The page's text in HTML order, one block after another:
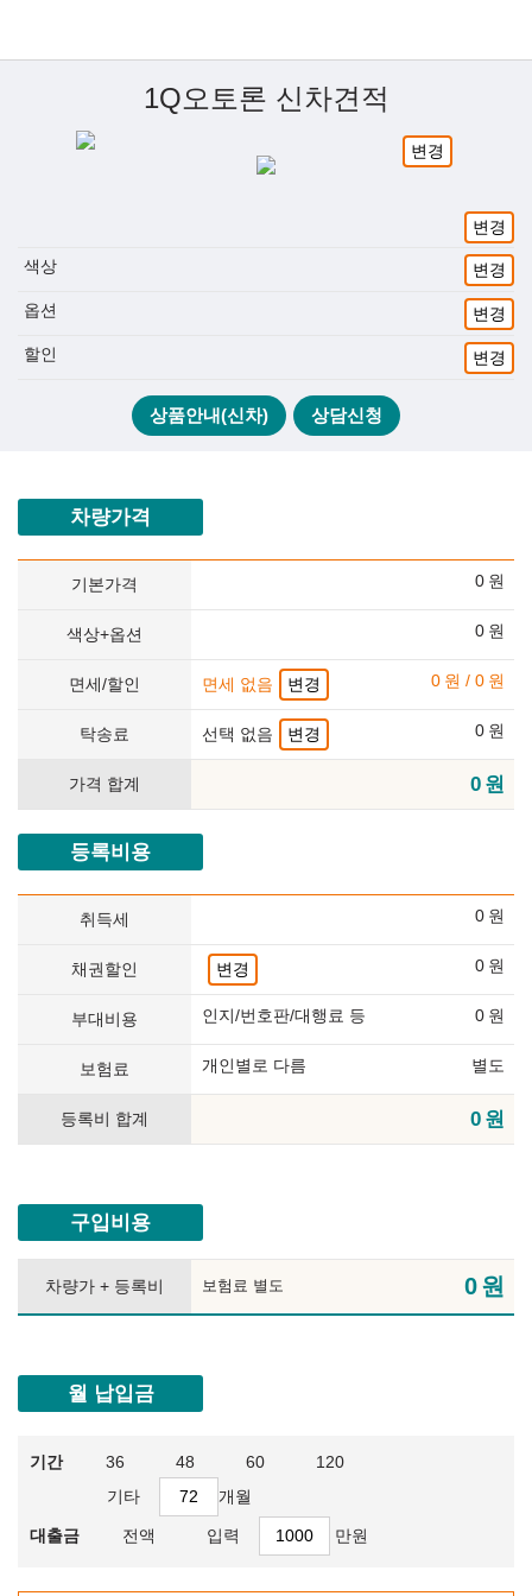
1Q오토론 신차견적
변경
변경
색상 변경
옵션 변경
할인 변경
상품안내(신차) 상담신청
차량가격
기본가격 0 원
색상+옵션 0 원
면세/할인 면세 없음 변경 0 원 / 0 원
탁송료 선택 없음 변경 0 원
가격 합계 0 원
등록비용
취득세 0 원
채권할인 변경 0 원
부대비용 인지/번호판/대행료 등 0 원
보험료 개인별로 다름 별도
등록비 합계 0 원
구입비용
차량가 + 등록비 보험료 별도 0원
월 납입금
기간 36 48 60
120
기타
개월
대출금 전액 입력 만원